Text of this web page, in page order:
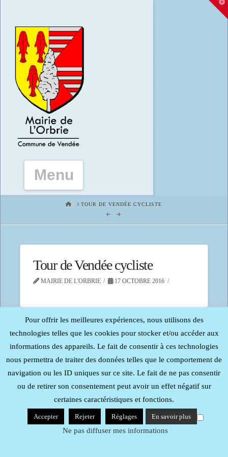
HOMETOUR DE VENDÉE CYCLISTE
Tour de Vendée cycliste
MAIRIE DE L'ORBRIE 17 OCTOBRE 2016
Tous droits réservés - Reproduction interdite -
Probureau| Mentions Légales
Pour offrir les meilleures expériences, nous utilisons des
technologies telles que les cookies pour stocker et/ou accéder aux
informations des appareils. Le fait de consentir à ces technologies
nous permettra de traiter des données telles que le comportement de
navigation ou les ID uniques sur ce site. Le fait de ne pas consentir
ou de retirer son consentement peut avoir un effet négatif sur
certaines caractéristiques et fonctions.
Accepter Rejeter Réglages En savoir plus
Ne pas diffuser mes informations